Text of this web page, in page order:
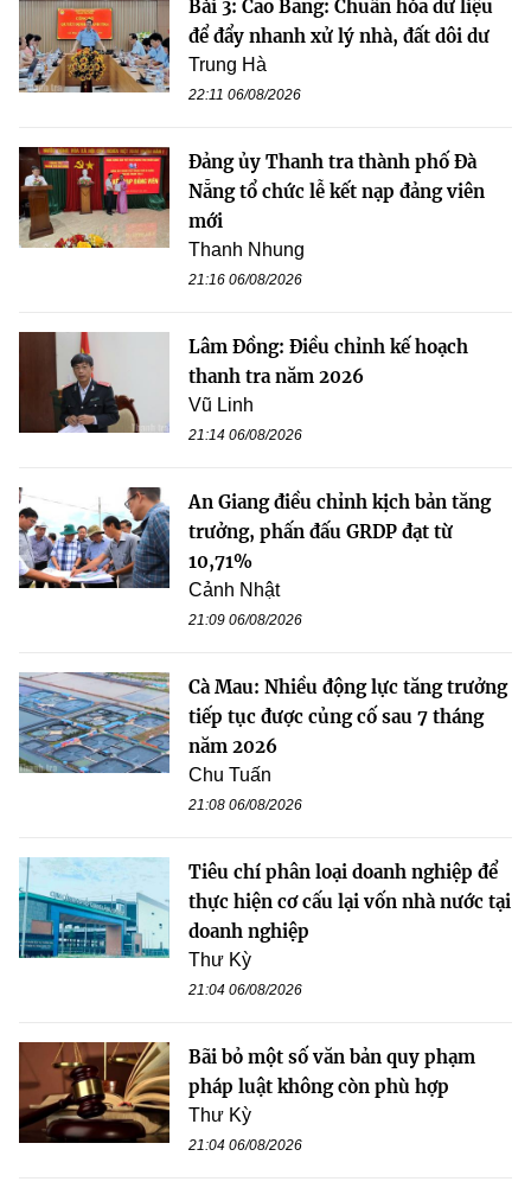
Bài 3: Cao Bằng: Chuẩn hóa dữ liệu
để đẩy nhanh xử lý nhà, đất dôi dư
Trung Hà
22:11 06/08/2026
Đảng ủy Thanh tra thành phố Đà
Nẵng tổ chức lễ kết nạp đảng viên
mới
Thanh Nhung
21:16 06/08/2026
Lâm Đồng: Điều chỉnh kế hoạch
thanh tra năm 2026
Vũ Linh
21:14 06/08/2026
An Giang điều chỉnh kịch bản tăng
trưởng, phấn đấu GRDP đạt từ
10,71%
Cảnh Nhật
21:09 06/08/2026
Cà Mau: Nhiều động lực tăng trưởng
tiếp tục được củng cố sau 7 tháng
năm 2026
Chu Tuấn
21:08 06/08/2026
Tiêu chí phân loại doanh nghiệp để
thực hiện cơ cấu lại vốn nhà nước tại
doanh nghiệp
Thư Kỳ
21:04 06/08/2026
Bãi bỏ một số văn bản quy phạm
pháp luật không còn phù hợp
Thư Kỳ
21:04 06/08/2026